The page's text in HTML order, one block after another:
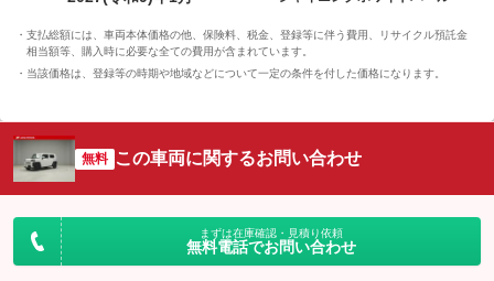
支払総額には、車両本体価格の他、保険料、税金、登録等に伴う費用、リサイクル預託金
相当額等、購入時に必要な全ての費用が含まれています。
当該価格は、登録等の時期や地域などについて一定の条件を付した価格になります。
無料 この車両に関するお問い合わせ
まずは在庫確認・見積り依頼
無料電話でお問い合わせ